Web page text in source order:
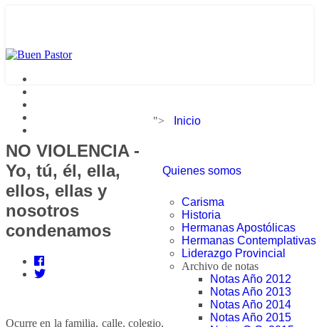
"> Inicio
Quienes somos
Carisma
Historia
Hermanas Apostólicas
Hermanas Contemplativas
Liderazgo Provincial
Archivo de notas
Notas Año 2012
Notas Año 2013
Notas Año 2014
Notas Año 2015
NO VIOLENCIA -
Yo, tú, él, ella,
ellos, ellas y
nosotros
condenamos
Ocurre en la familia, calle, colegio,